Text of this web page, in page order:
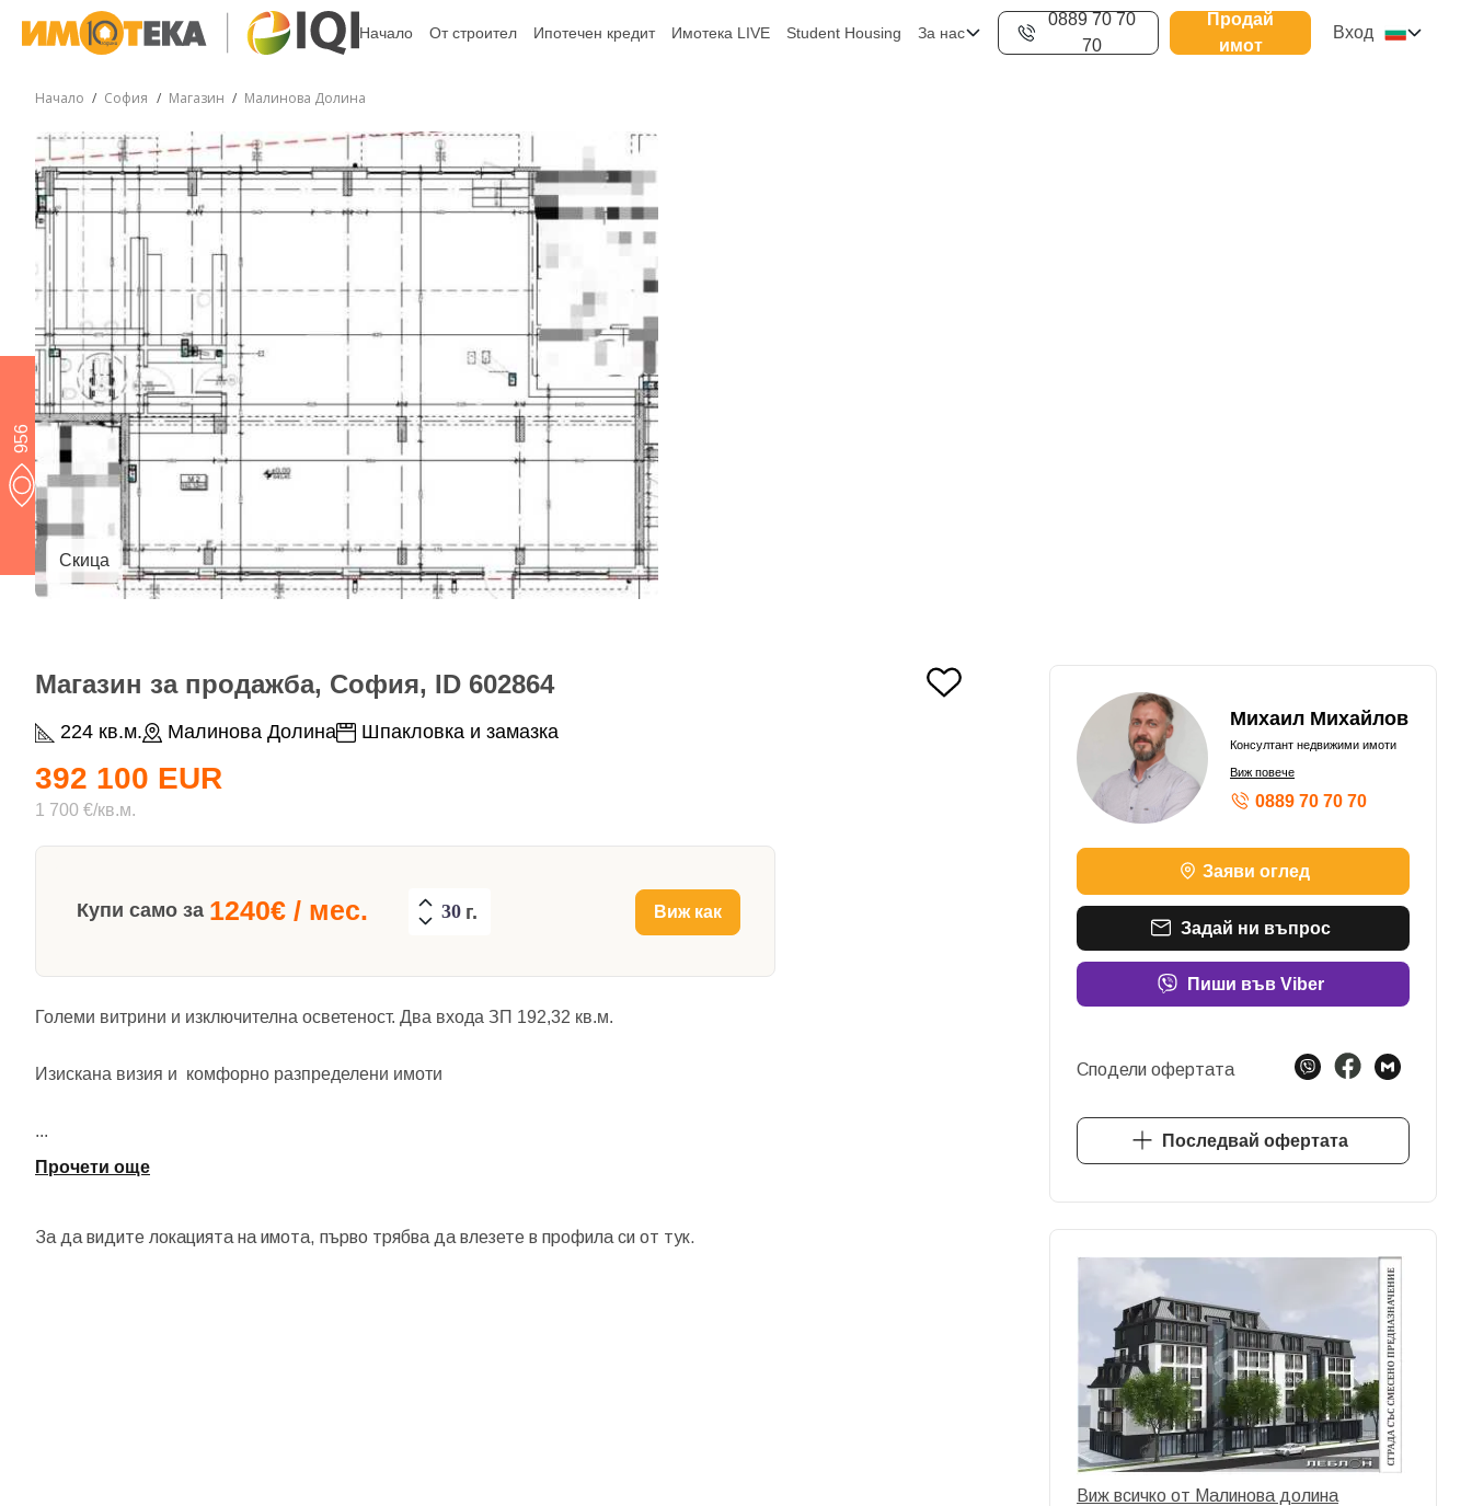
Начало От строител Ипотечен кредит Имотека LIVE Student Housing За нас
0889 70 70
70
Продай
имот
Вход
Начало София Магазин Малинова Долина
956
Скица
Магазин за продажба, София, ID 602864
224 кв.м. Малинова Долина Шпакловка и замазка
392 100 EUR
1 700 €/кв.м.
Купи само за 1240€ / мес. г. Виж как
Големи витрини и изключителна осветеност. Два входа ЗП 192,32 кв.м.
Изискана визия и комфорно разпределени имоти
...
Прочети още
За да видите локацията на имота, първо трябва да влезете в профила си от тук.
Михаил Михайлов
Консултант недвижими имоти
Виж повече
0889 70 70 70
Заяви оглед
Задай ни въпрос
Пиши във Viber
Сподели офертата
Последвай офертата
Виж всичко от Малинова долина